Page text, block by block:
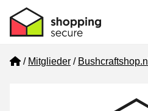
Home
Mitglieder Bushcraftshop.nl